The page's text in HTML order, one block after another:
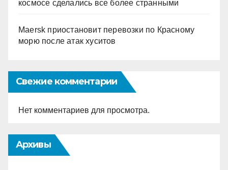
космосе сделались все более странными
Maersk приостановит перевозки по Красному
морю после атак хуситов
Свежие комментарии
Нет комментариев для просмотра.
Архивы